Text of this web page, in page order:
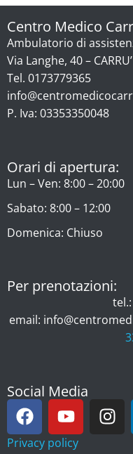
Centro Medico
Ambulatorio di
Via Langhe, 40 –
Tel. 0173779365
P. Iva: 03353350048
Orari di apertura:
Lun – Ven: 8:00 – 20:00
Sabato: 8:00 – 12:00
Domenica: Chiuso
Per prenotazioni:
email:
Social Media
Privacy policy